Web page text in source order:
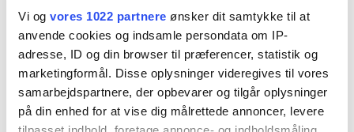
Vi og vores 1022 partnere ønsker dit samtykke til at
anvende cookies og indsamle persondata om IP-
adresse, ID og din browser til præferencer, statistik og
marketingformål. Disse oplysninger videregives til vores
samarbejdspartnere, der opbevarer og tilgår oplysninger
på din enhed for at vise dig målrettede annoncer, levere
▼ 905040sb 4,2x32
▼ 905040smp 4,2x32 4,2
▼ 905050 4,2x45 4,2